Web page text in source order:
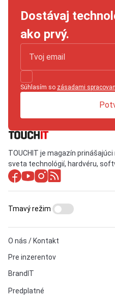
Dostávaj
ako prvý.
Súhlasím so zásadami
TOUCHIT je magazín
sveta technológií, hardvéru,
O nás / Kontakt
Pre inzerentov
BrandIT
Predplatné
Tmavý režim